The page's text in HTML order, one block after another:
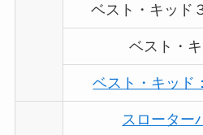
ベスト・キッド
ベスト・
ベスト・キッド
スローター